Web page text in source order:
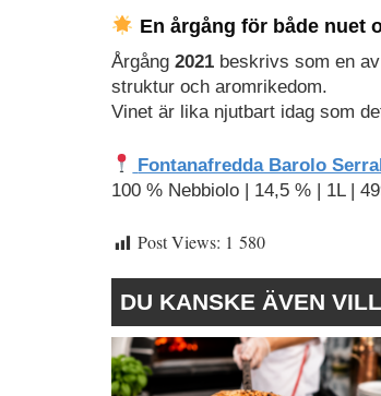
En årgång för både nuet
Årgång 2021 beskrivs som en
struktur och aromrikedom.
Vinet är lika njutbart idag som
Fontanafredda Barolo
100 % Nebbiolo | 14,5 % | 1L |
Post Views: 1 580
DU KANSKE ÄVEN